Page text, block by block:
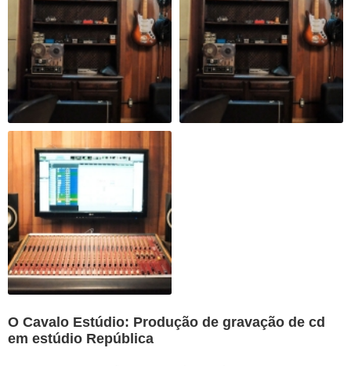
O Cavalo Estúdio: Produção de gravação de cd
em estúdio República